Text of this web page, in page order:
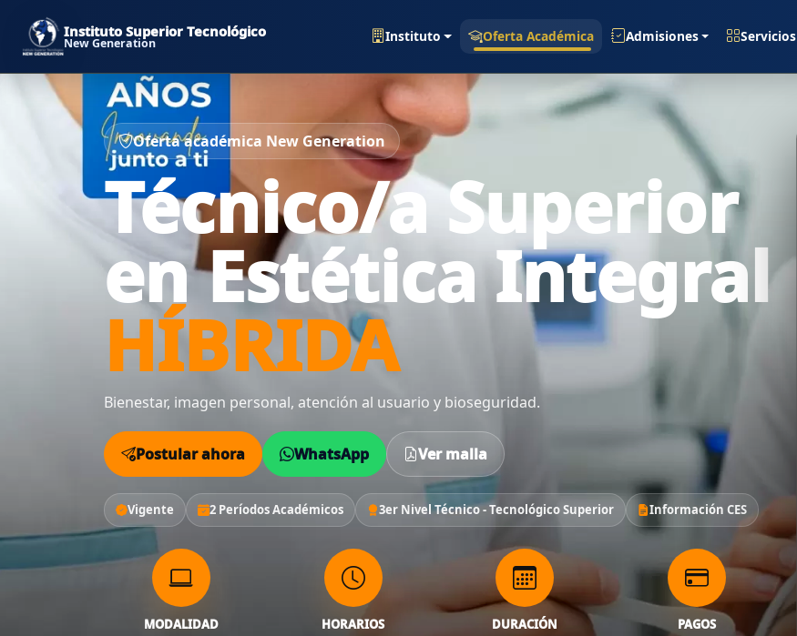
Instituto Superior Tecnológico
New Generation Instituto Oferta Académica Admisiones Servicios
Oferta académica New Generation
Técnico/a Superior
en Estética Integral
HÍBRIDA
Bienestar, imagen personal, atención al usuario y bioseguridad.
Postular ahora WhatsApp Ver malla
Vigente 2 Períodos Académicos 3er Nivel Técnico - Tecnológico Superior Información CES
MODALIDAD
HORARIOS
DURACIÓN
PAGOS